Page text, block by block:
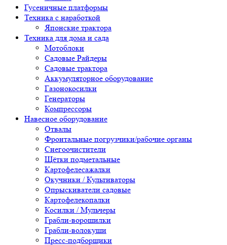
Гусеничные платформы
Техника с наработкой
Японские трактора
Техника для дома и сада
Мотоблоки
Садовые Райдеры
Садовые трактора
Аккумуляторное оборудование
Газонокосилки
Генераторы
Компрессоры
Навесное оборудование
Отвалы
Фронтальные погрузчики/рабочие органы
Снегоочистители
Щётки подметальные
Картофелесажалки
Окучники / Культиваторы
Опрыскиватели садовые
Картофелекопалки
Косилки / Мульчеры
Грабли-ворошилки
Грабли-волокуши
Пресс-подборщики